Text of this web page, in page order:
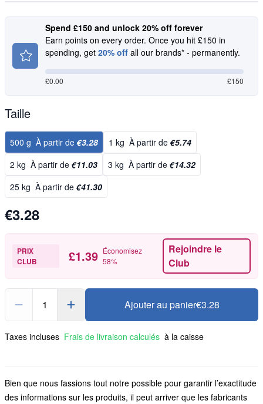
Spend £150 and unlock 20% off forever
Earn points on every order. Once you hit £150 in
spending, get 20% off all our brands* - permanently.
£0.00 £150
Taille
500 g À partir de €3.28 1 kg À partir de €5.74
2 kg À partir de €11.03 3 kg À partir de €14.32
25 kg À partir de €41.30
€3.28
PRIX
CLUB
£1.39 Économisez
58%
Rejoindre le
Club
1 Ajouter au panier€3.28
Taxes incluses Frais de livraison calculés à la caisse
Bien que nous fassions tout notre possible pour garantir l’exactitude
des informations sur les produits, il peut arriver que les fabricants